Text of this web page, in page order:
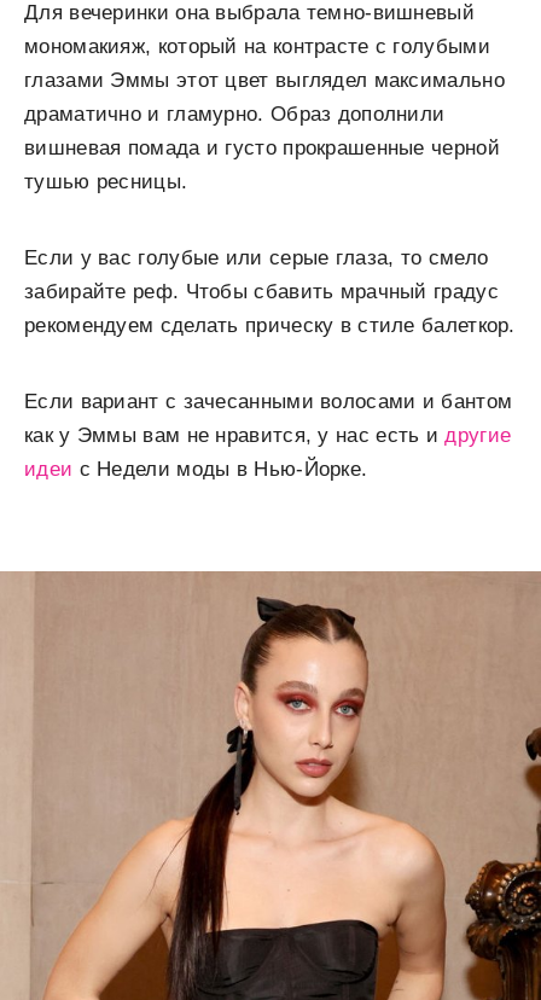
Для вечеринки она выбрала темно-вишневый
мономакияж, который на контрасте с голубыми
глазами Эммы этот цвет выглядел максимально
драматично и гламурно. Образ дополнили
вишневая помада и густо прокрашенные черной
тушью ресницы.
Если у вас голубые или серые глаза, то смело
забирайте реф. Чтобы сбавить мрачный градус
рекомендуем сделать прическу в стиле балеткор.
Если вариант с зачесанными волосами и бантом
как у Эммы вам не нравится, у нас есть идругие
идеи с Недели моды в Нью-Йорке.